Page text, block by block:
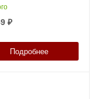
₽
Подробнее